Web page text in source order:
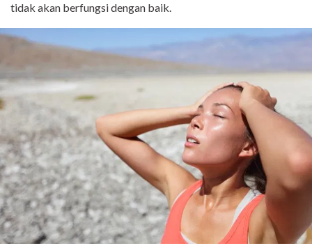
tidak akan berfungsi dengan baik.